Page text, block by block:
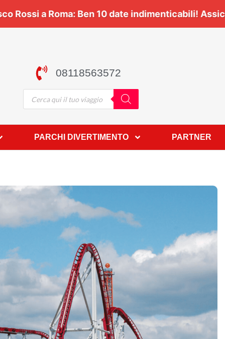
con noi 🎶 | 🎸Vasco Rossi a Roma:Ben10
08118563572
PARCHI DIVERTIMENTO PARTNER